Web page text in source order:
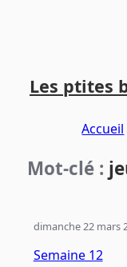
contenu
menuLes ptites
Accueil
Mot-clé :
Semaine 12
dimanche 22 mars